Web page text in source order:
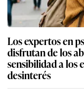
Los expertos en
disfrutan de los
sensibilidad a los
desinterés